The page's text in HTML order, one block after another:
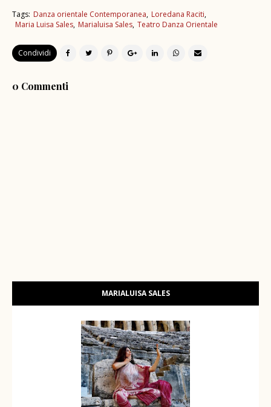
Tags: Danza orientale Contemporanea Loredana Raciti
Maria Luisa Sales Marialuisa Sales Teatro Danza Orientale
Condividi
0 Commenti
MARIALUISA SALES